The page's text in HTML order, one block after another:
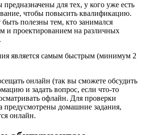
для тех, у кого уже есть
чтобы повысить квалификацию.
полезны тем, кто занимался
и проектированием на различных
является самым быстрым (минимум 2
онлайн (так вы сможете обсудить
и задать вопрос, если что-то
офлайн. Для проверки
предусмотрены домашние задания,
онлайн.